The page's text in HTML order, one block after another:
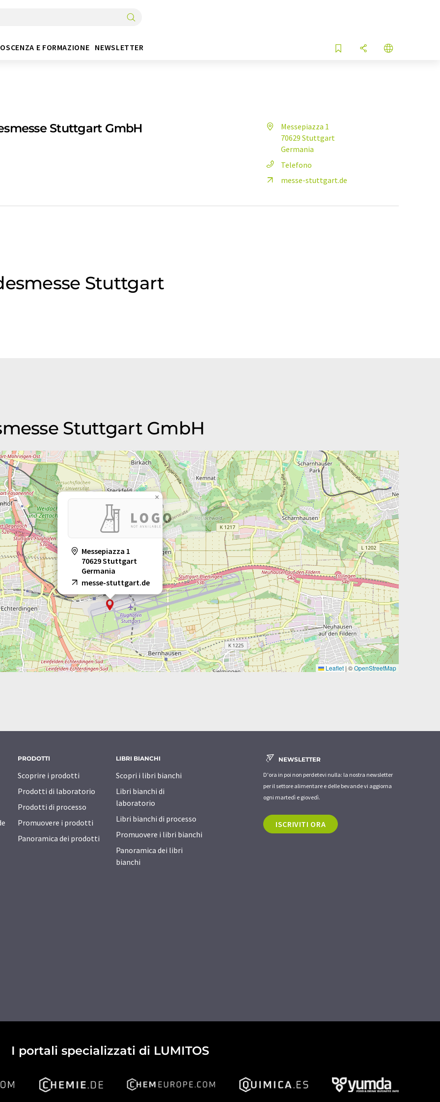
E FORMAZIONE NEWSLETTER
Stuttgart GmbH
Messepiazza 1
70629 Stuttgart
Germania
Telefono
messe-stuttgart.de
Stuttgart
Stuttgart GmbH
Messepiazza 1
70629 Stuttgart
Germania
messe-stuttgart.de
×
Leaflet |©OpenStreetMap
PRODOTTI
Scoprire i prodotti
Prodotti di laboratorio
Prodotti di processo
Promuovere i prodotti
Panoramica dei prodotti
LIBRI BIANCHI
Scopri i libri bianchi
Libri bianchi di
laboratorio
Libri bianchi di processo
Promuovere i libri bianchi
Panoramica dei libri
bianchi
NEWSLETTER
D'ora in poi non perdetevi nulla: la nostra newsletter
per il settore alimentare e delle bevande vi aggiorna
ogni martedì e giovedì.
ISCRIVITI ORA
I portali specializzati di LUMITOS